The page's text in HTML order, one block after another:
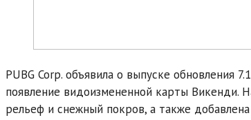
PUBG Corp. объявила о выпуске обновления
появление видоизмененной карты Викенди.
рельеф и снежный покров, а также